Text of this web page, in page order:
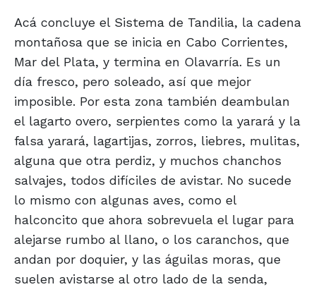
Acá concluye el Sistema de Tandilia, la cadena
montañosa que se inicia en Cabo Corrientes,
Mar del Plata, y termina en Olavarría. Es un
día fresco, pero soleado, así que mejor
imposible. Por esta zona también deambulan
el lagarto overo, serpientes como la yarará y la
falsa yarará, lagartijas, zorros, liebres, mulitas,
alguna que otra perdiz, y muchos chanchos
salvajes, todos difíciles de avistar. No sucede
lo mismo con algunas aves, como el
halconcito que ahora sobrevuela el lugar para
alejarse rumbo al llano, o los caranchos, que
andan por doquier, y las águilas moras, que
suelen avistarse al otro lado de la senda,